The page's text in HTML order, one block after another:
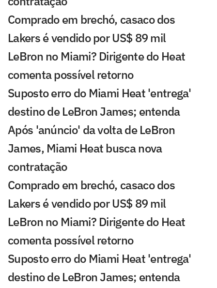
Comprado em brechó, casaco dos
Lakers é vendido por US$ 89 mil
LeBron no Miami? Dirigente do Heat
comenta possível retorno
Suposto erro do Miami Heat 'entrega'
destino de LeBron James; entenda
Após 'anúncio' da volta de LeBron
James, Miami Heat busca nova
contratação
Comprado em brechó, casaco dos
Lakers é vendido por US$ 89 mil
LeBron no Miami? Dirigente do Heat
comenta possível retorno
Suposto erro do Miami Heat 'entrega'
destino de LeBron James; entenda